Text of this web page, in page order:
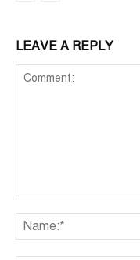
LEAVE A REPLY